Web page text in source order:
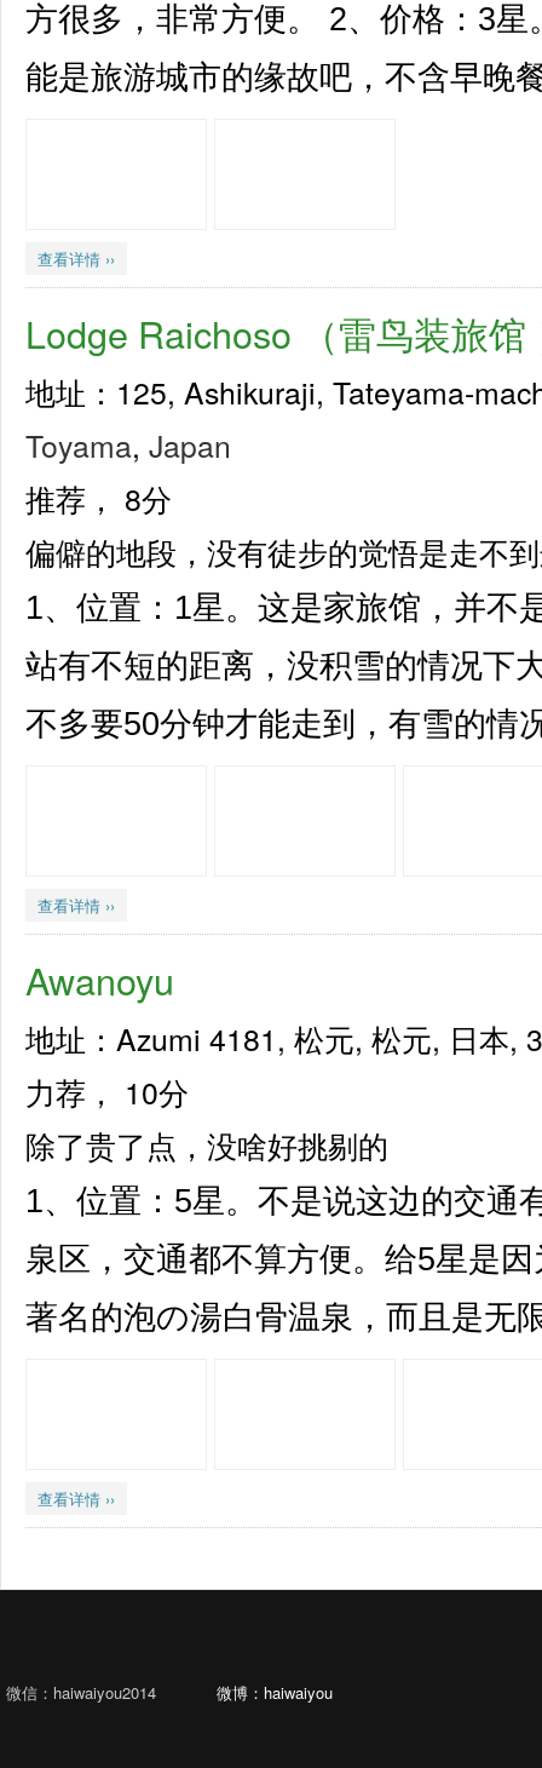
方很多，非常方便。 2、价格：3
能是旅游城市的缘故吧，不含早晚
查看详情 ››
Lodge Raichoso （雷鸟装旅馆
地址：125, Ashikuraji, Tateyama-
Toyama, Japan
推荐， 8分
偏僻的地段，没有徒步的觉悟是走不
1、位置：1星。这是家旅馆，并不
站有不短的距离，没积雪的情况下
不多要50分钟才能走到，有雪的情
查看详情 ››
Awanoyu
地址：Azumi 4181, 松元, 松元, 日本,
力荐， 10分
除了贵了点，没啥好挑剔的
1、位置：5星。不是说这边的交通
泉区，交通都不算方便。给5星是
著名的泡の湯白骨温泉，而且是无
查看详情 ››
微信：haiwaiyou2014 微博：haiwaiyou